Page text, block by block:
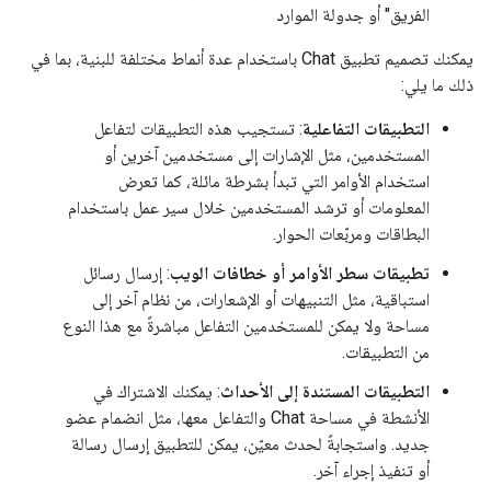
الفريق" أو جدولة الموارد
يمكنك تصميم تطبيق Chat باستخدام عدة أنماط مختلفة للبنية، بما في
ذلك ما يلي:
التطبيقات التفاعلية: تستجيب هذه التطبيقات لتفاعل
المستخدمين، مثل الإشارات إلى مستخدمين آخرين أو
استخدام الأوامر التي تبدأ بشرطة مائلة، كما تعرض
المعلومات أو ترشد المستخدمين خلال سير عمل باستخدام
البطاقات ومربّعات الحوار.
تطبيقات سطر الأوامر أو خطافات الويب: إرسال رسائل
استباقية، مثل التنبيهات أو الإشعارات، من نظام آخر إلى
مساحة ولا يمكن للمستخدمين التفاعل مباشرةً مع هذا النوع
من التطبيقات.
التطبيقات المستندة إلى الأحداث: يمكنك الاشتراك في
الأنشطة في مساحة Chat والتفاعل معها، مثل انضمام عضو
جديد. واستجابةً لحدث معيّن، يمكن للتطبيق إرسال رسالة
أو تنفيذ إجراء آخر.